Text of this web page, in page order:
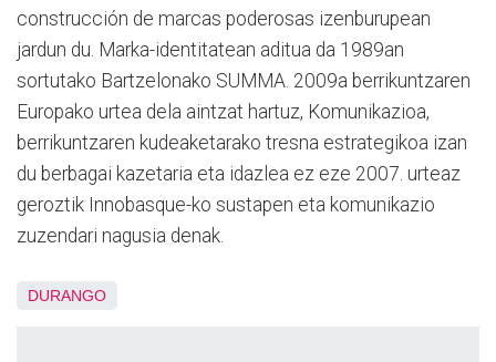
construcción de marcas poderosas izenburupean
jardun du. Marka-identitatean aditua da 1989an
sortutako Bartzelonako SUMMA. 2009a berrikuntzaren
Europako urtea dela aintzat hartuz, Komunikazioa,
berrikuntzaren kudeaketarako tresna estrategikoa izan
du berbagai kazetaria eta idazlea ez eze 2007. urteaz
geroztik Innobasque-ko sustapen eta komunikazio
zuzendari nagusia denak.
DURANGO